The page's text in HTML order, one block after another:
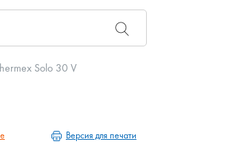
Solo 30 V
Версия для печати